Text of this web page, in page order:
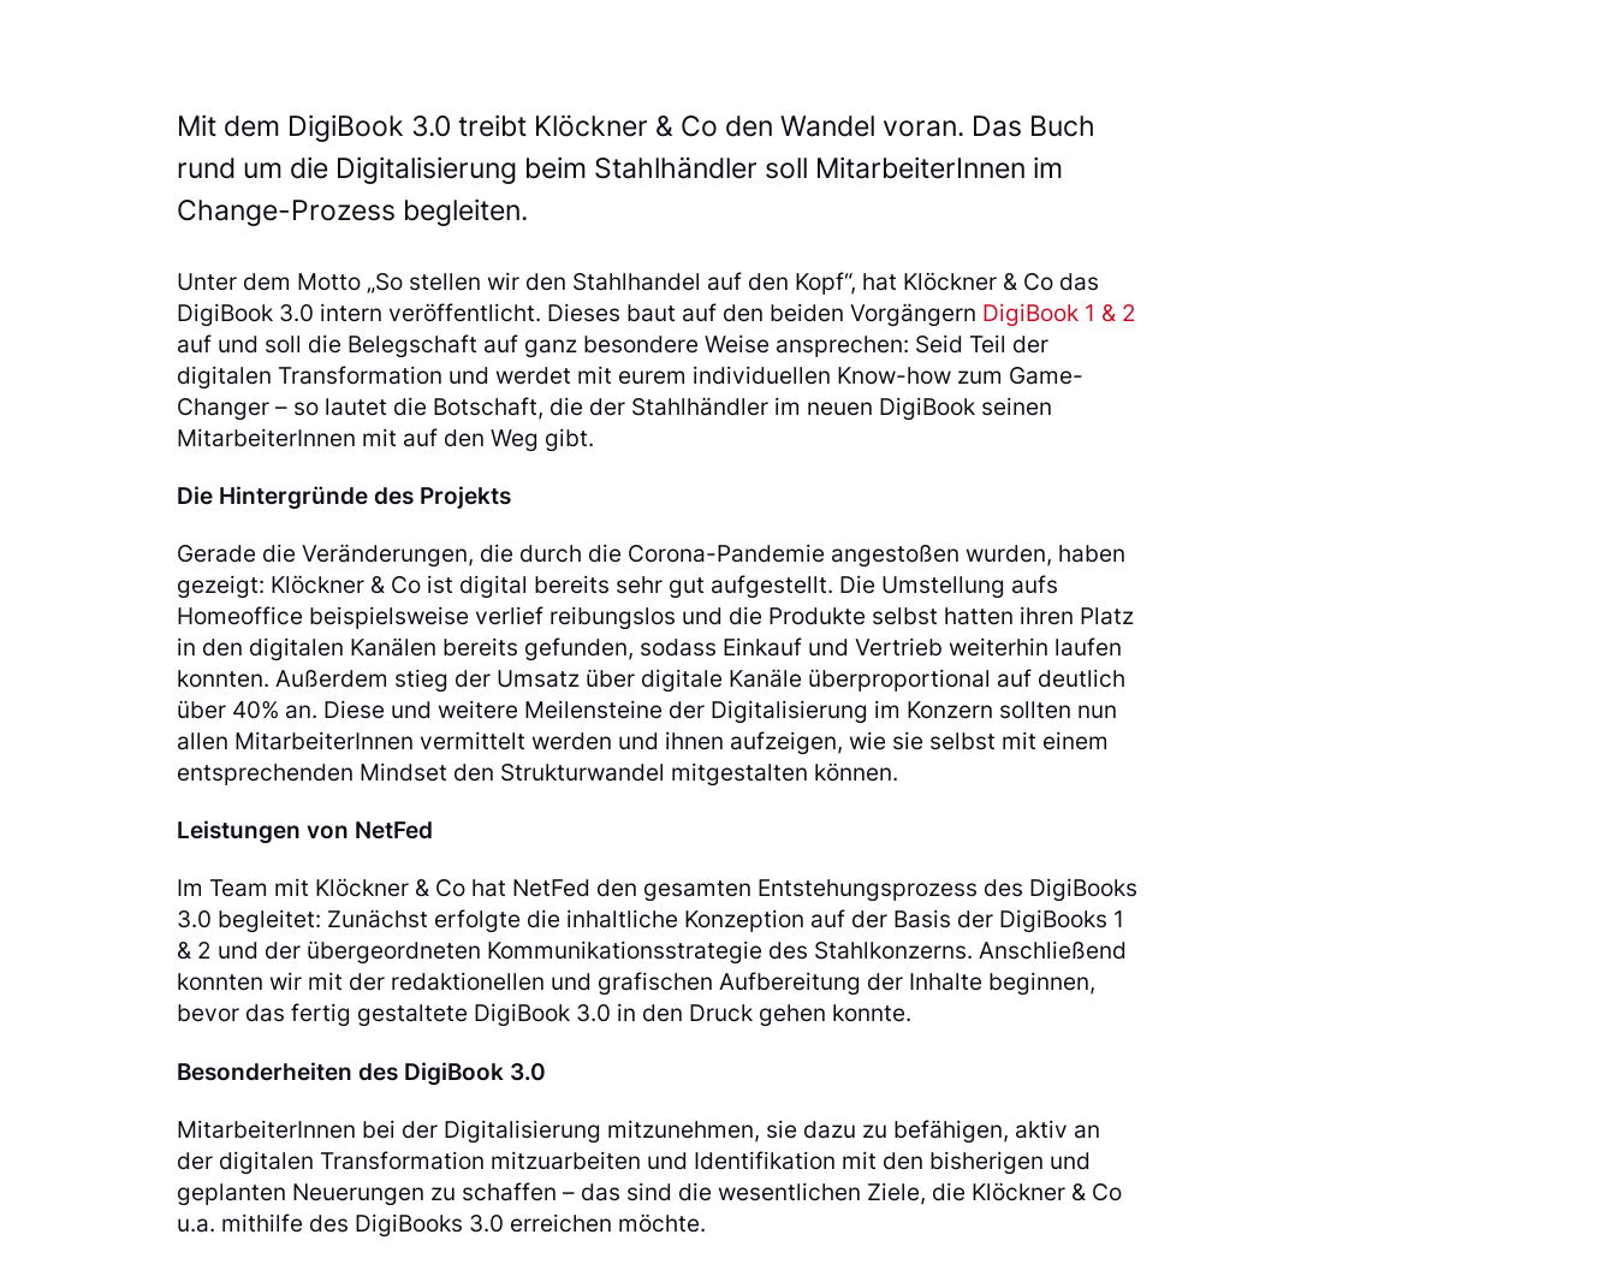
Mit dem DigiBook 3.0 treibt Klöckner & Co den Wandel voran. Das Buch
rund um die Digitalisierung beim Stahlhändler soll MitarbeiterInnen im
Change-Prozess begleiten.
Unter dem Motto „So stellen wir den Stahlhandel auf den Kopf“, hat Klöckner & Co das
DigiBook 3.0 intern veröffentlicht. Dieses baut auf den beiden Vorgängern DigiBook 1 & 2
auf und soll die Belegschaft auf ganz besondere Weise ansprechen: Seid Teil der
digitalen Transformation und werdet mit eurem individuellen Know-how zum Game-
Changer – so lautet die Botschaft, die der Stahlhändler im neuen DigiBook seinen
MitarbeiterInnen mit auf den Weg gibt.
Die Hintergründe des Projekts
Gerade die Veränderungen, die durch die Corona-Pandemie angestoßen wurden, haben
gezeigt: Klöckner & Co ist digital bereits sehr gut aufgestellt. Die Umstellung aufs
Homeoffice beispielsweise verlief reibungslos und die Produkte selbst hatten ihren Platz
in den digitalen Kanälen bereits gefunden, sodass Einkauf und Vertrieb weiterhin laufen
konnten. Außerdem stieg der Umsatz über digitale Kanäle überproportional auf deutlich
über 40% an. Diese und weitere Meilensteine der Digitalisierung im Konzern sollten nun
allen MitarbeiterInnen vermittelt werden und ihnen aufzeigen, wie sie selbst mit einem
entsprechenden Mindset den Strukturwandel mitgestalten können.
Leistungen von NetFed
Im Team mit Klöckner & Co hat NetFed den gesamten Entstehungsprozess des DigiBooks
3.0 begleitet: Zunächst erfolgte die inhaltliche Konzeption auf der Basis der DigiBooks 1
& 2 und der übergeordneten Kommunikationsstrategie des Stahlkonzerns. Anschließend
konnten wir mit der redaktionellen und grafischen Aufbereitung der Inhalte beginnen,
bevor das fertig gestaltete DigiBook 3.0 in den Druck gehen konnte.
Besonderheiten des DigiBook 3.0
MitarbeiterInnen bei der Digitalisierung mitzunehmen, sie dazu zu befähigen, aktiv an
der digitalen Transformation mitzuarbeiten und Identifikation mit den bisherigen und
geplanten Neuerungen zu schaffen – das sind die wesentlichen Ziele, die Klöckner & Co
u.a. mithilfe des DigiBooks 3.0 erreichen möchte.